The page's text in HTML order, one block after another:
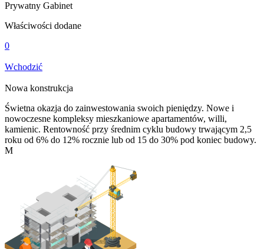
Prywatny Gabinet
Właściwości dodane
0
Wchodzić
Nowa konstrukcja
Świetna okazja do zainwestowania swoich pieniędzy. Nowe i
nowoczesne kompleksy mieszkaniowe apartamentów, willi,
kamienic. Rentowność przy średnim cyklu budowy trwającym 2,5
roku od 6% do 12% rocznie lub od 15 do 30% pod koniec budowy.
M